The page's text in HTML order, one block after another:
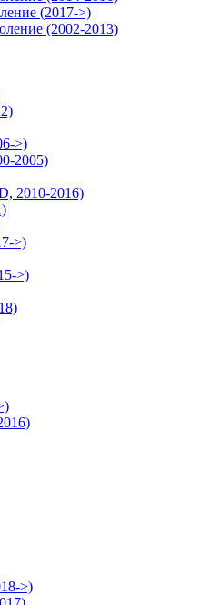
(2017->)
(2002-2013)
>)
2005)
2010-2016)
>)
>)
>)